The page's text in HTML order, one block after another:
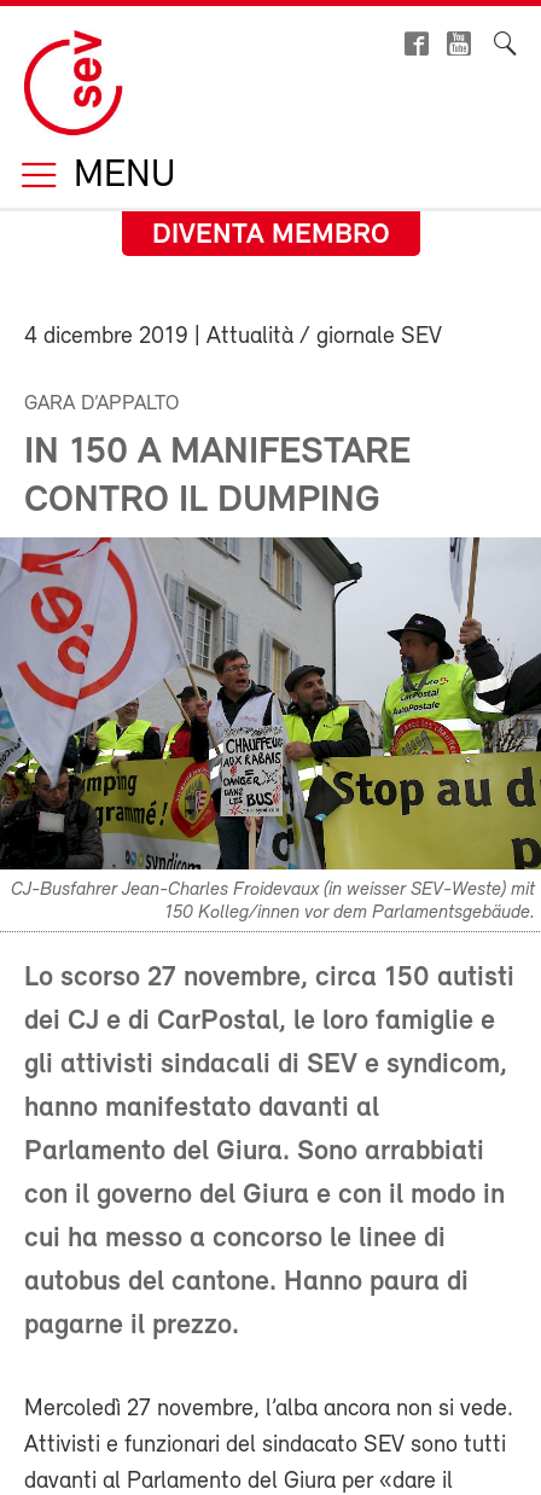
MENU
DIVENTA MEMBRO
4 dicembre 2019 | Attualità / giornale SEV
GARA D’APPALTO
IN 150 A MANIFESTARE
CONTRO IL DUMPING
CJ-Busfahrer Jean-Charles Froidevaux (in weisser SEV-Weste) mit
150 Kolleg/innen vor dem Parlamentsgebäude.
Lo scorso 27 novembre, circa 150 autisti
dei CJ e di CarPostal, le loro famiglie e
gli attivisti sindacali di SEV e syndicom,
hanno manifestato davanti al
Parlamento del Giura. Sono arrabbiati
con il governo del Giura e con il modo in
cui ha messo a concorso le linee di
autobus del cantone. Hanno paura di
pagarne il prezzo.
Mercoledì 27 novembre, l’alba ancora non si vede.
Attivisti e funzionari del sindacato SEV sono tutti
davanti al Parlamento del Giura per «dare il